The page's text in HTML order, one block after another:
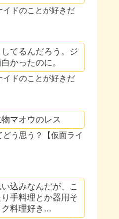
イドのことが好きだ
てるんだろう。ジ
かったのに。
イドのことが好きだ
マオウのレス
う思う？【仮面ライ
込みなんだが、こ
手料理とか器用そ
料理好き...